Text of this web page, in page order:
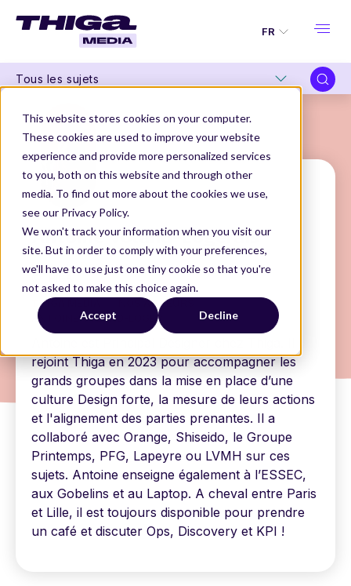
This website stores cookies on your computer.
These cookies are used to improve your website
experience and provide more personalized services
to you, both on this website and through other
media. To find out more about the cookies we use,
see our Privacy Policy.
We won't track your information when you visit our
site. But in order to comply with your preferences,
we'll have to use just one tiny cookie so that you're
not asked to make this choice again.
Accept Decline
FR
Tous les sujets
THIGA MEDIA
NOS AUTEURS
ANTOINE VOLAND-LOGERAIS
Antoine Voland-Logerais
Principal Designer
rejoint Thiga en 2023 pour accompagner les
grands groupes dans la mise en place d’une
culture Design forte, la mesure de leurs actions
et l'alignement des parties prenantes. Il a
collaboré avec Orange, Shiseido, le Groupe
Printemps, PFG, Lapeyre ou LVMH sur ces
sujets. Antoine enseigne également à l’ESSEC,
aux Gobelins et au Laptop. A cheval entre Paris
et Lille, il est toujours disponible pour prendre
un café et discuter Ops, Discovery et KPI !